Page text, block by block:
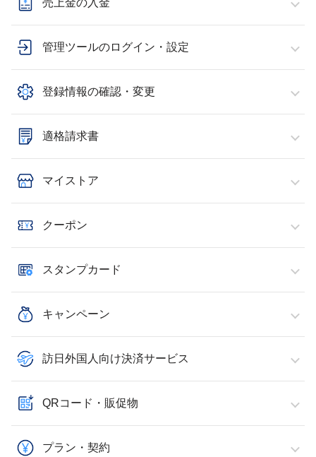
管理ツールのログイン・設定
登録情報の確認・変更
適格請求書
マイストア
クーポン
スタンプカード
キャンペーン
訪日外国人向け決済サービス
QRコード・販促物
プラン・契約